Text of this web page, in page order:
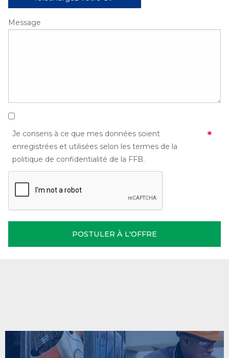
Message
Je consens à ce que mes données soient
enregistrées et utilisées selon les termes de la
politique de confidentialité de la FFB.
POSTULER À L'OFFRE